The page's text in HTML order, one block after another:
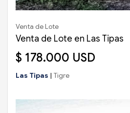
Venta de Lote
Venta de Lote en Las Tipas
$ 178.000 USD
Las Tipas | Tigre